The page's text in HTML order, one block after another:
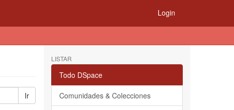
Login
Ir
LISTAR
Todo DSpace
Comunidades & Colecciones